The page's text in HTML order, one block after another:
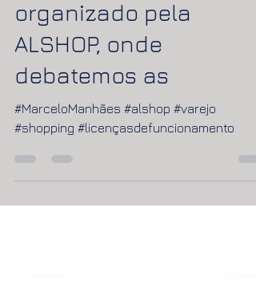
Seminário Nacional de
Varejo e Shopping
organizado pela
ALSHOP, onde
debatemos as